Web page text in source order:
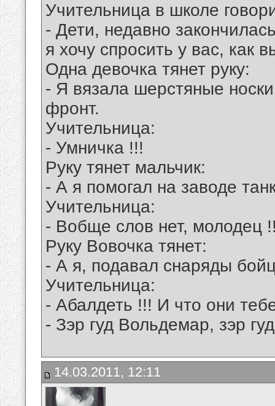
Учительница в школе
- Дети, недавно
я хочу спросить у вас, как
Одна девочка тянет руку:
- Я вязала шерстяные
фронт.
Учительница:
- Умничка !!!
Руку тянет мальчик:
- А я помогал на заводе
Учительница:
- Вобще слов нет, молодец
Руку Вовочка тянет:
- А я, подавал снаряды
Учительница:
- Абалдеть !!! И что они
- Зэр гуд Вольдемар, зэр
14.03.2011, 12:11